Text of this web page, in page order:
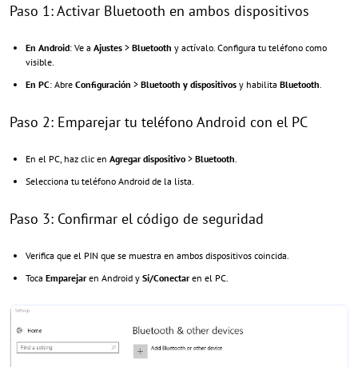
Paso 1: Activar Bluetooth en ambos dispositivos
En Android: Ve a Ajustes > Bluetooth y actívalo. Configura tu teléfono como
visible.
En PC: Abre Configuración > Bluetooth y dispositivos y habilita Bluetooth
Paso 2: Emparejar tu teléfono Android con el PC
En el PC, haz clic en Agregar dispositivo > Bluetooth
Selecciona tu teléfono Android de la lista.
Paso 3: Confirmar el código de seguridad
Verifica que el PIN que se muestra en ambos dispositivos coincida.
Toca Emparejaren Android y Sí/Conectaren el PC.